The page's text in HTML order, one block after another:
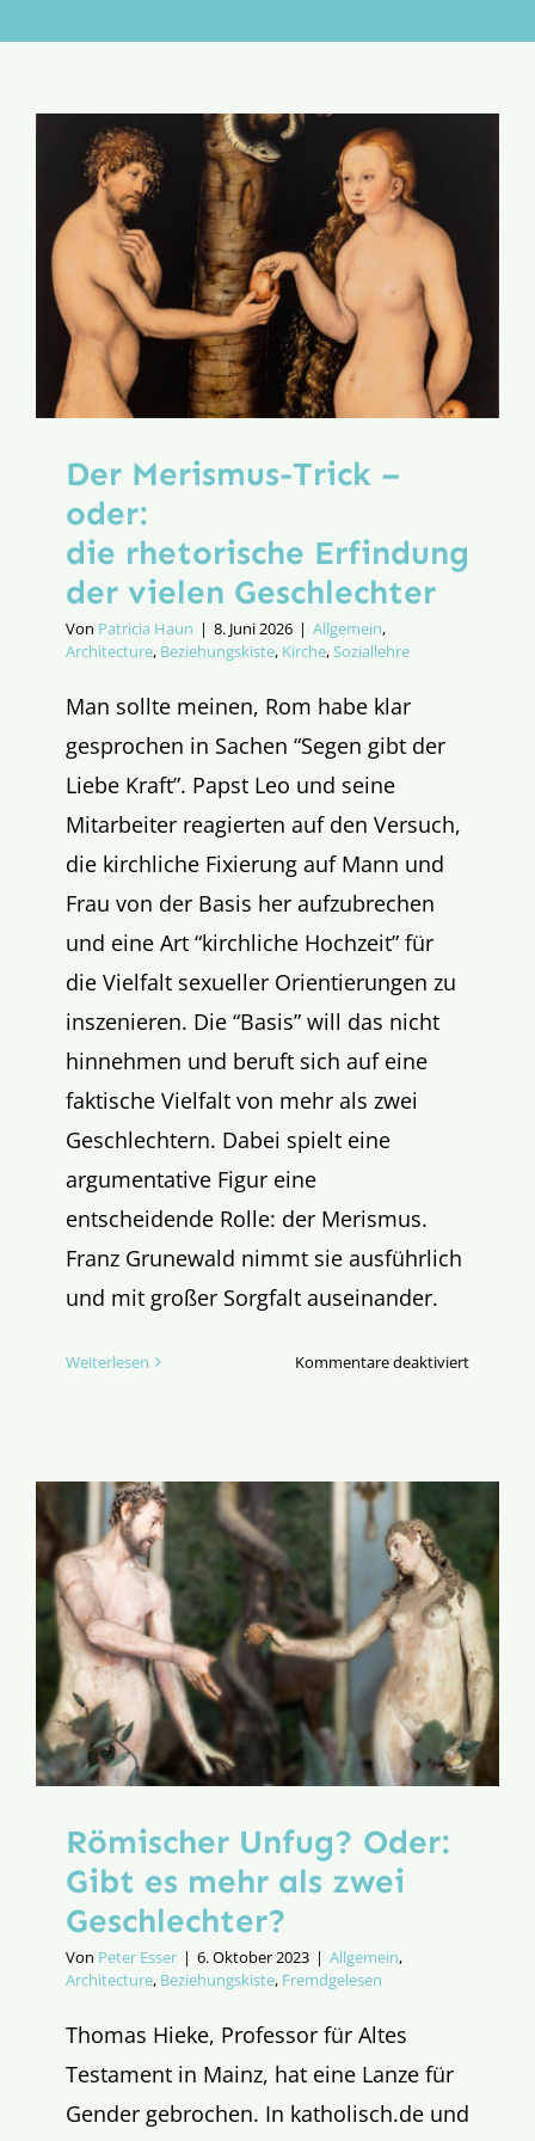
Aktion
Der Merismus-Trick –
oder:
die rhetorische Erfindung
der vielen Geschlechter
Von Patricia Haun | 8. Juni 2026 | Allgemein,
Architecture, Beziehungskiste, Kirche,Soziallehre
Man sollte meinen, Rom habe klar
gesprochen in Sachen “Segen gibt der
Liebe Kraft”. Papst Leo und seine
Mitarbeiter reagierten auf den Versuch,
die kirchliche Fixierung auf Mann und
Frau von der Basis her aufzubrechen
und eine Art “kirchliche Hochzeit” für
die Vielfalt sexueller Orientierungen zu
inszenieren. Die “Basis” will das nicht
hinnehmen und beruft sich auf eine
faktische Vielfalt von mehr als zwei
Geschlechtern. Dabei spielt eine
argumentative Figur eine
entscheidende Rolle: der Merismus.
Franz Grunewald nimmt sie ausführlich
und mit großer Sorgfalt auseinander.
Weiterlesen Kommentare deaktiviertfür
der
vielen
Römischer Unfug? Oder:
Gibt es mehr als zwei
Geschlechter?
Von Peter Esser | 6. Oktober 2023 | Allgemein,
Architecture, Beziehungskiste, Fremdgelesen
Thomas Hieke, Professor für Altes
Testament in Mainz, hat eine Lanze für
Gender gebrochen. In katholisch.de und